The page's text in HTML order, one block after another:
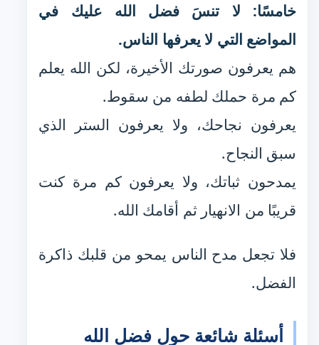
خامسًا: لا تنسَ فضل الله عليك في
المواضع التي لا يعرفها الناس.
هم يعرفون صورتك الأخيرة، لكن الله يعلم
كم مرة حملك لطفه من سقوط.
يعرفون نجاحك، ولا يعرفون الستر الذي
سبق النجاح.
يمدحون ثباتك، ولا يعرفون كم مرة كنت
قريبًا من الانهيار ثم أقامك الله.
فلا تجعل مدح الناس يمحو من قلبك ذاكرة
الفضل.
أسئلة شائعة حول فضل الله